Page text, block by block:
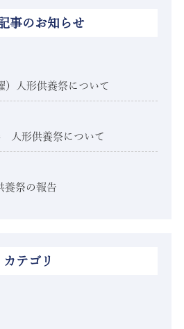
事のお知らせ
人形供養祭について
人形供養祭について
養祭の報告
カテゴリ